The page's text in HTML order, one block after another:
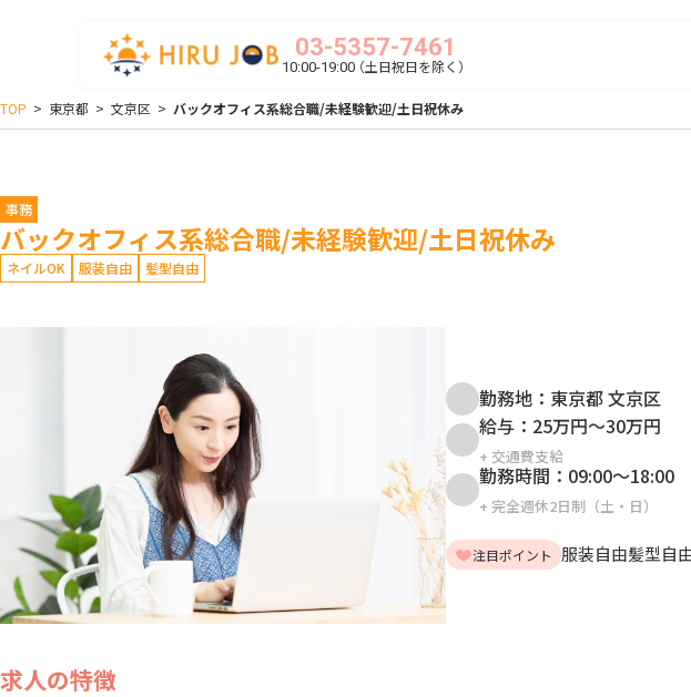
03-5357-7461
10:00-19:00（土日祝日を除く）
TOP > 東京都 > 文京区 > バックオフィス系総合職/未経験歓迎/土日祝休み
事務
バックオフィス系総合職/未経験歓迎/土日祝休み
ネイルOK 服装自由 髪型自由
勤務地： 東京都 文京区
給与： 25万円～30万円
+ 交通費支給
勤務時間： 09:00～18:00
+ 完全週休2日制（土・日）
注目ポイント 服装自由髪型自
求人の特徴